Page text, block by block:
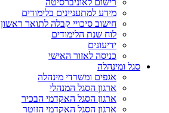
מידע למתעניינים בלימודים
חישוב סיכויי קבלה לתואר ראשון
לוח שנת הלימודים
ידיעונים
כניסה לאזור האישי
סגל ומינהלה
אגפים ומשרדי מינהלה
ארגון הסגל המנהלי
ארגון הסגל האקדמי הבכיר
ארגון הסגל האקדמי הזוטר